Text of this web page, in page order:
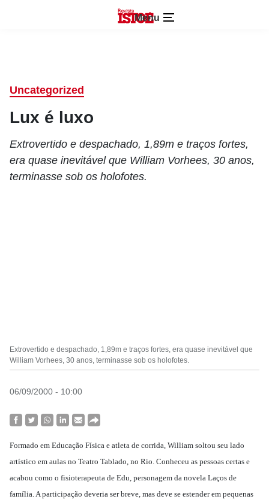
Menu
Uncategorized
Lux é luxo
Extrovertido e despachado, 1,89m e traços fortes,
era quase inevitável que William Vorhees, 30 anos,
terminasse sob os holofotes.
Extrovertido e despachado, 1,89m e traços fortes, era quase inevitável que
William Vorhees, 30 anos, terminasse sob os holofotes.
06/09/2000 - 10:00
Formado em Educação Física e atleta de corrida, William soltou seu lado
artístico em aulas no Teatro Tablado, no Rio. Conheceu as pessoas certas e
acabou como o fisioterapeuta de Edu, personagem da novela Laços de
família. A participação deveria ser breve, mas deve se estender em pequenas